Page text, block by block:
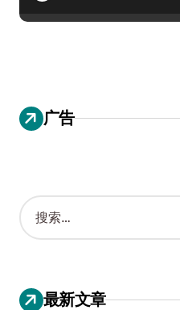
广告
搜
索
：
最新文章